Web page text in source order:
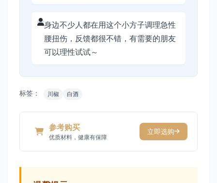
身边不少人都在用这个小方子调理急性
腰扭伤，反馈都很不错，有需要的朋友
可以理性试试～
标签： 川椒 白酒
参考购买
优质材料，健康有保障
立即选购